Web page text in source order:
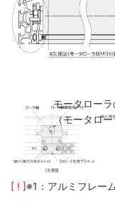
モータロー
（モータロ
[ ! ]※1：アルミフレー